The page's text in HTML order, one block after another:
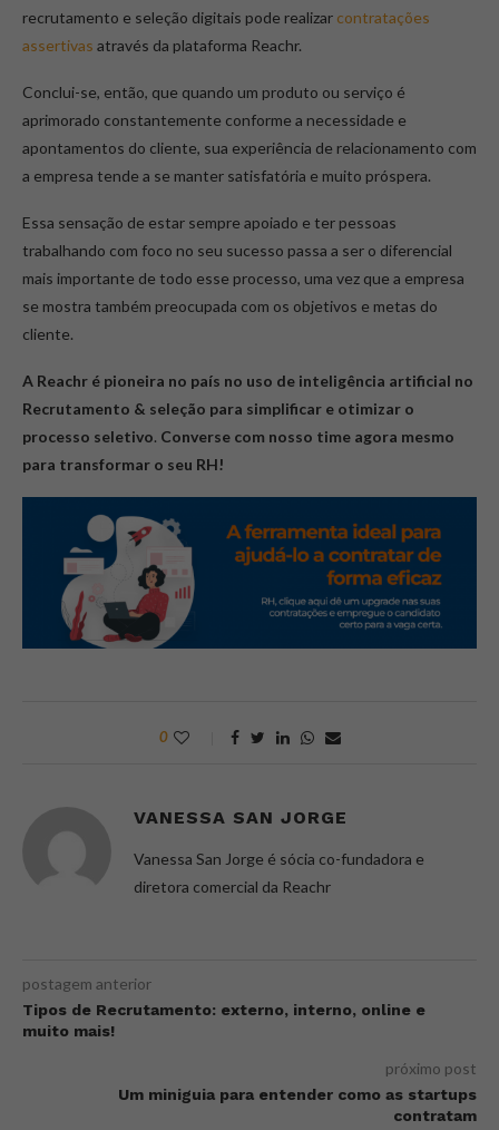
recrutamento e seleção digitais pode realizar contratações
assertivas através da plataforma Reachr.
Conclui-se, então, que quando um produto ou serviço é
aprimorado constantemente conforme a necessidade e
apontamentos do cliente, sua experiência de relacionamento com
a empresa tende a se manter satisfatória e muito próspera.
Essa sensação de estar sempre apoiado e ter pessoas
trabalhando com foco no seu sucesso passa a ser o diferencial
mais importante de todo esse processo, uma vez que a empresa
se mostra também preocupada com os objetivos e metas do
cliente.
A Reachr é pioneira no país no uso de inteligência artificial no
Recrutamento & seleção para simplificar e otimizar o
processo seletivo. Converse com nosso time agora mesmo
para transformar o seu RH!
0
VANESSA SAN JORGE
Vanessa San Jorge é sócia co-fundadora e
diretora comercial da Reachr
postagem anterior
Tipos de Recrutamento: externo, interno, online e
muito mais!
próximo post
Um miniguia para entender como as startups
contratam